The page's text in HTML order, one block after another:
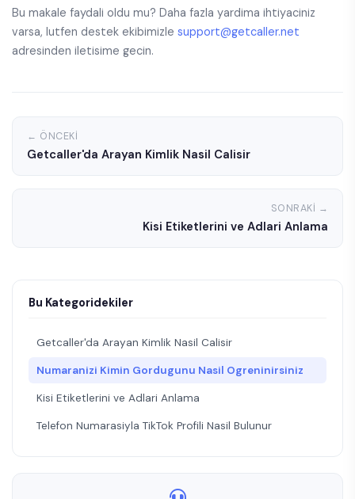
Bu makale faydali oldu mu? Daha fazla yardima ihtiyaciniz
varsa, lutfen destek ekibimizle support@getcaller.net
adresinden iletisime gecin.
← ÖNCEKI
Getcaller'da Arayan Kimlik Nasil Calisir
SONRAKI →
Kisi Etiketlerini ve Adlari Anlama
Bu Kategoridekiler
Getcaller'da Arayan Kimlik Nasil Calisir
Numaranizi Kimin Gordugunu Nasil Ogreninirsiniz
Kisi Etiketlerini ve Adlari Anlama
Telefon Numarasiyla TikTok Profili Nasil Bulunur